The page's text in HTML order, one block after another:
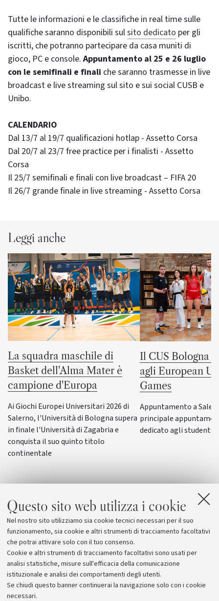
Questo sito web utilizza i cookie
Nel nostro sito utilizziamo sia cookie tecnici necessari per il suo
funzionamento, sia cookie e altri strumenti di tracciamento facoltativi
che potrai attivare solo con il tuo consenso.
Cookie e altri strumenti di tracciamento facoltativi sono usati per
analisi statistiche, misure sull'efficacia della comunicazione
istituzionale e analisi dei comportamenti degli utenti.
Se chiudi questo banner continuerai la navigazione solo con i cookie
necessari.
Tutte le informazioni e le classifiche in real time sulle
qualifiche saranno disponibili sulsito dedicato per gli
iscritti, che potranno partecipare da casa muniti di
gioco, PC e console.Appuntamento al 25 e 26 luglio
con le semifinali e finali che saranno trasmesse in live
broadcast e live streaming sul sito e sui social CUSB e
Unibo.
CALENDARIO
Dal 13/7 al 19/7 qualificazioni hotlap - Assetto Corsa
Dal 20/7 al 23/7 free practice per i finalisti - Assetto
Corsa
Il 25/7 semifinali e finali con live broadcast – FIFA 20
Il 26/7 grande finale in live streaming - Assetto Corsa
Leggi anche
La squadra maschile di
Basket dell'Alma Mater è
campione d'Europa
Ai Giochi Europei Universitari 2026 di
Salerno, l'Università di Bologna supera
in finale l'Università di Zagabria e
conquista il suo quinto titolo
continentale
Il CUS Bologna
agli European
Games
Appuntamento a
principale
dedicato agli